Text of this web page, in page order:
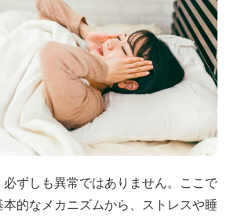
ずしも異常ではありません。ここで
的なメカニズムから、ストレスや睡